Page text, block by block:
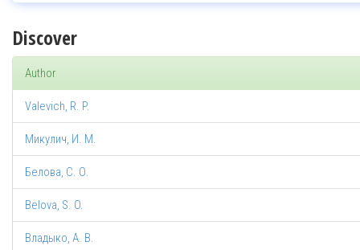
Discover
Author
Valevich, R. P.
Микулич, И. М.
Белова, С. О.
Belova, S. O.
Владыко, А. В.